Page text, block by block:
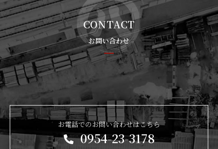
CONTACT
お問い合わせ
お電話でのお問い合わせはこちら
0954-23-3178